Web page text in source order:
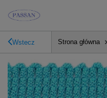
Wstecz Strona główna